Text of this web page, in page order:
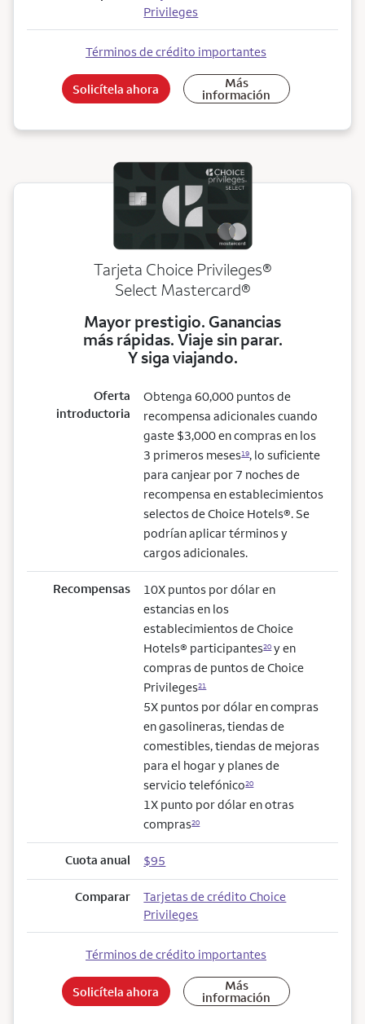
Privileges
Términos de crédito importantes
Solicítela ahora Más
información
Tarjeta Choice Privileges®
Select Mastercard®
Mayor prestigio. Ganancias
más rápidas. Viaje sin parar.
Y siga viajando.
Oferta
introductoria
Obtenga 60,000 puntos de
recompensa adicionales cuando
gaste $3,000 en compras en los
3 primeros meses19, lo suficiente
para canjear por 7 noches de
recompensa en establecimientos
selectos de Choice Hotels®. Se
podrían aplicar términos y
cargos adicionales.
Recompensas
10X puntos por dólar en
estancias en los
establecimientos de Choice
Hotels® participantes20y en
compras de puntos de Choice
Privileges21
5X puntos por dólar en compras
en gasolineras, tiendas de
comestibles, tiendas de mejoras
para el hogar y planes de
servicio telefónico20
1X punto por dólar en otras
compras20
Cuota anual $95
Comparar
Tarjetas de crédito Choice
Privileges
Términos de crédito importantes
Solicítela ahora Más
información